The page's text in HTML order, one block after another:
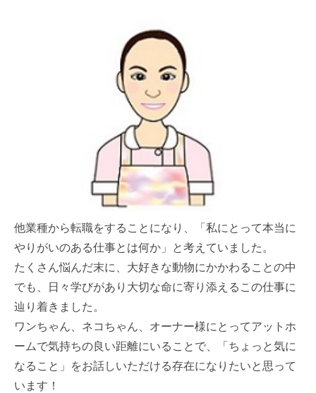
他業種から転職をすることになり、「私にとって本当に
やりがいのある仕事とは何か」と考えていました。
たくさん悩んだ末に、大好きな動物にかかわることの中
でも、日々学びがあり大切な命に寄り添えるこの仕事に
辿り着きました。
ワンちゃん、ネコちゃん、オーナー様にとってアットホ
ームで気持ちの良い距離にいることで、「ちょっと気に
なること」をお話しいただける存在になりたいと思って
います！